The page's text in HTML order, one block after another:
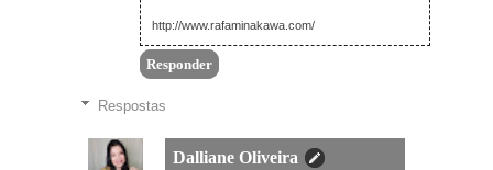
http://www.rafaminakawa.com/
Responder
Respostas
Dalliane Oliveira